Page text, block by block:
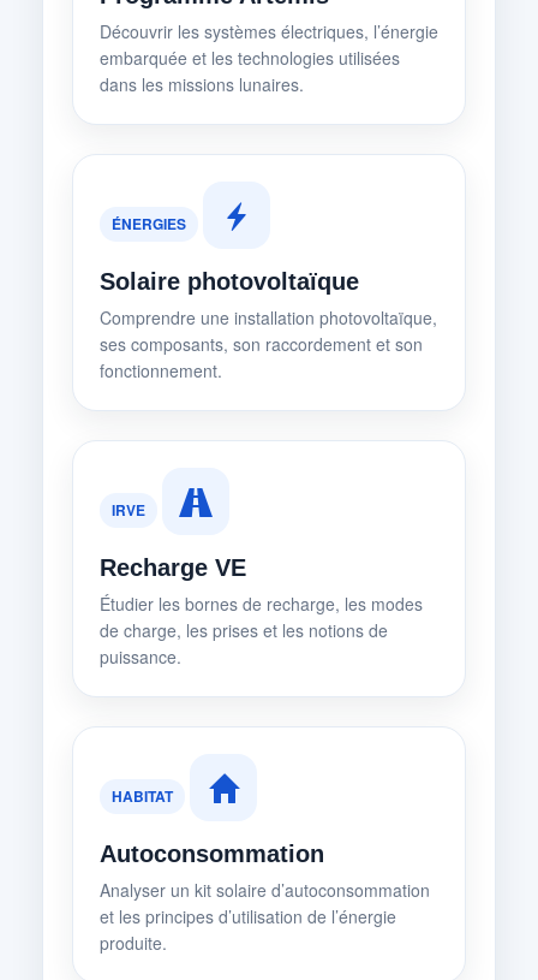
Découvrir les systèmes électriques, l’énergie
embarquée et les technologies utilisées
dans les missions lunaires.
ÉNERGIES
Solaire photovoltaïque
Comprendre une installation photovoltaïque,
ses composants, son raccordement et son
fonctionnement.
IRVE
Recharge VE
Étudier les bornes de recharge, les modes
de charge, les prises et les notions de
puissance.
HABITAT
Autoconsommation
Analyser un kit solaire d’autoconsommation
et les principes d’utilisation de l’énergie
produite.